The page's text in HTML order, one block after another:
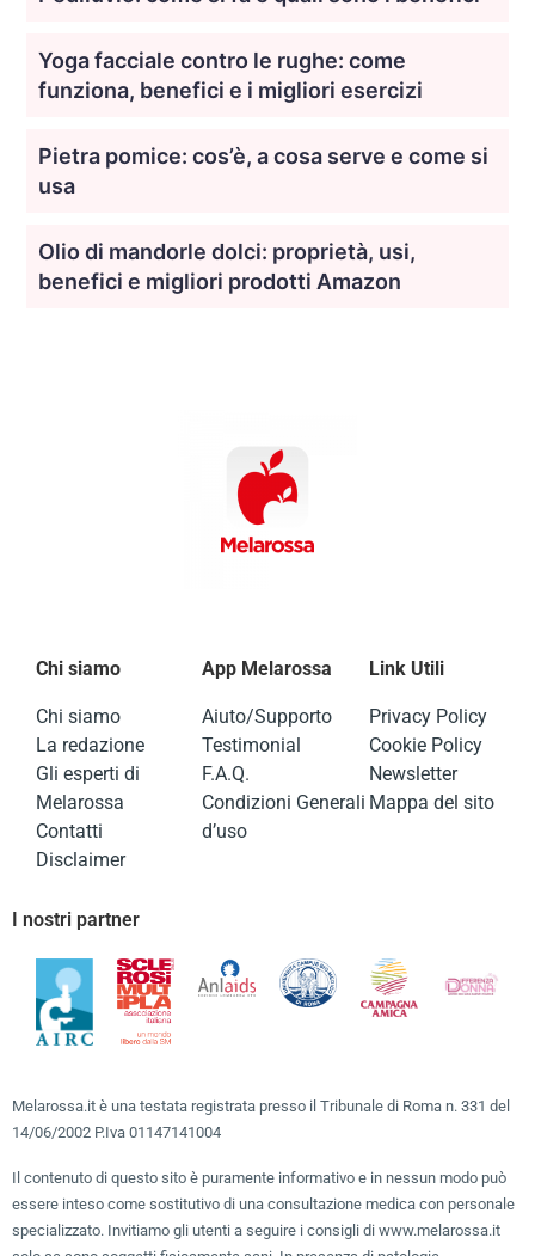
Yoga facciale contro le rughe: come
funziona, benefici e i migliori esercizi
Pietra pomice: cos’è, a cosa serve e come si
usa
Olio di mandorle dolci: proprietà, usi,
benefici e migliori prodotti Amazon
Chi siamo
Chi siamo
La redazione
Gli esperti di
Melarossa
Contatti
Disclaimer
App Melarossa
Aiuto/Supporto
Testimonial
F.A.Q.
Condizioni Generali
d’uso
Link Utili
Privacy Policy
Cookie Policy
Newsletter
Mappa del sito
I nostri partner
Melarossa.it è una testata registrata presso il Tribunale di Roma n. 331 del
14/06/2002 P.Iva 01147141004
Il contenuto di questo sito è puramente informativo e in nessun modo può
essere inteso come sostitutivo di una consultazione medica con personale
specializzato. Invitiamo gli utenti a seguire i consigli di www.melarossa.it